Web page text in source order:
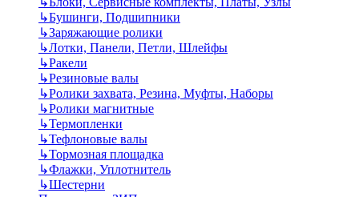
↳Бушинги, Подшипники
↳Заряжающие ролики
↳Лотки, Панели, Петли, Шлейфы
↳Ракели
↳Резиновые валы
↳Ролики захвата, Резина, Муфты, Наборы
↳Ролики магнитные
↳Термопленки
↳Тефлоновые валы
↳Тормозная площадка
↳Флажки, Уплотнитель
↳Шестерни